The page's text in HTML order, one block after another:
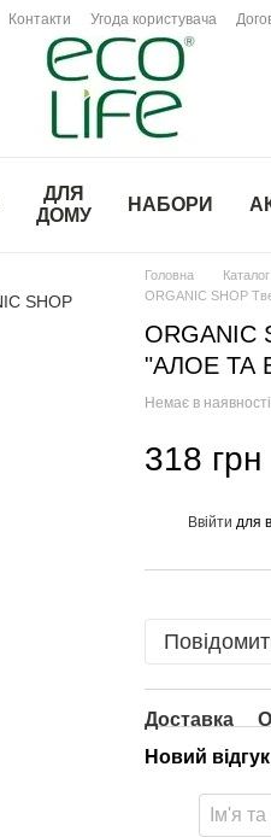
Контакти Угода користувача
ДЛЯ
ДОМУ
НАБОРИ
Головна Каталог
ORGANIC SHOP
ORGANIC
"АЛОЕ ТА
Немає в наявності
318 грн
Ввійти для
Доставка
Новий